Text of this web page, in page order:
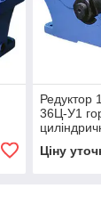
Редуктор
36Ц-У1
Ціну